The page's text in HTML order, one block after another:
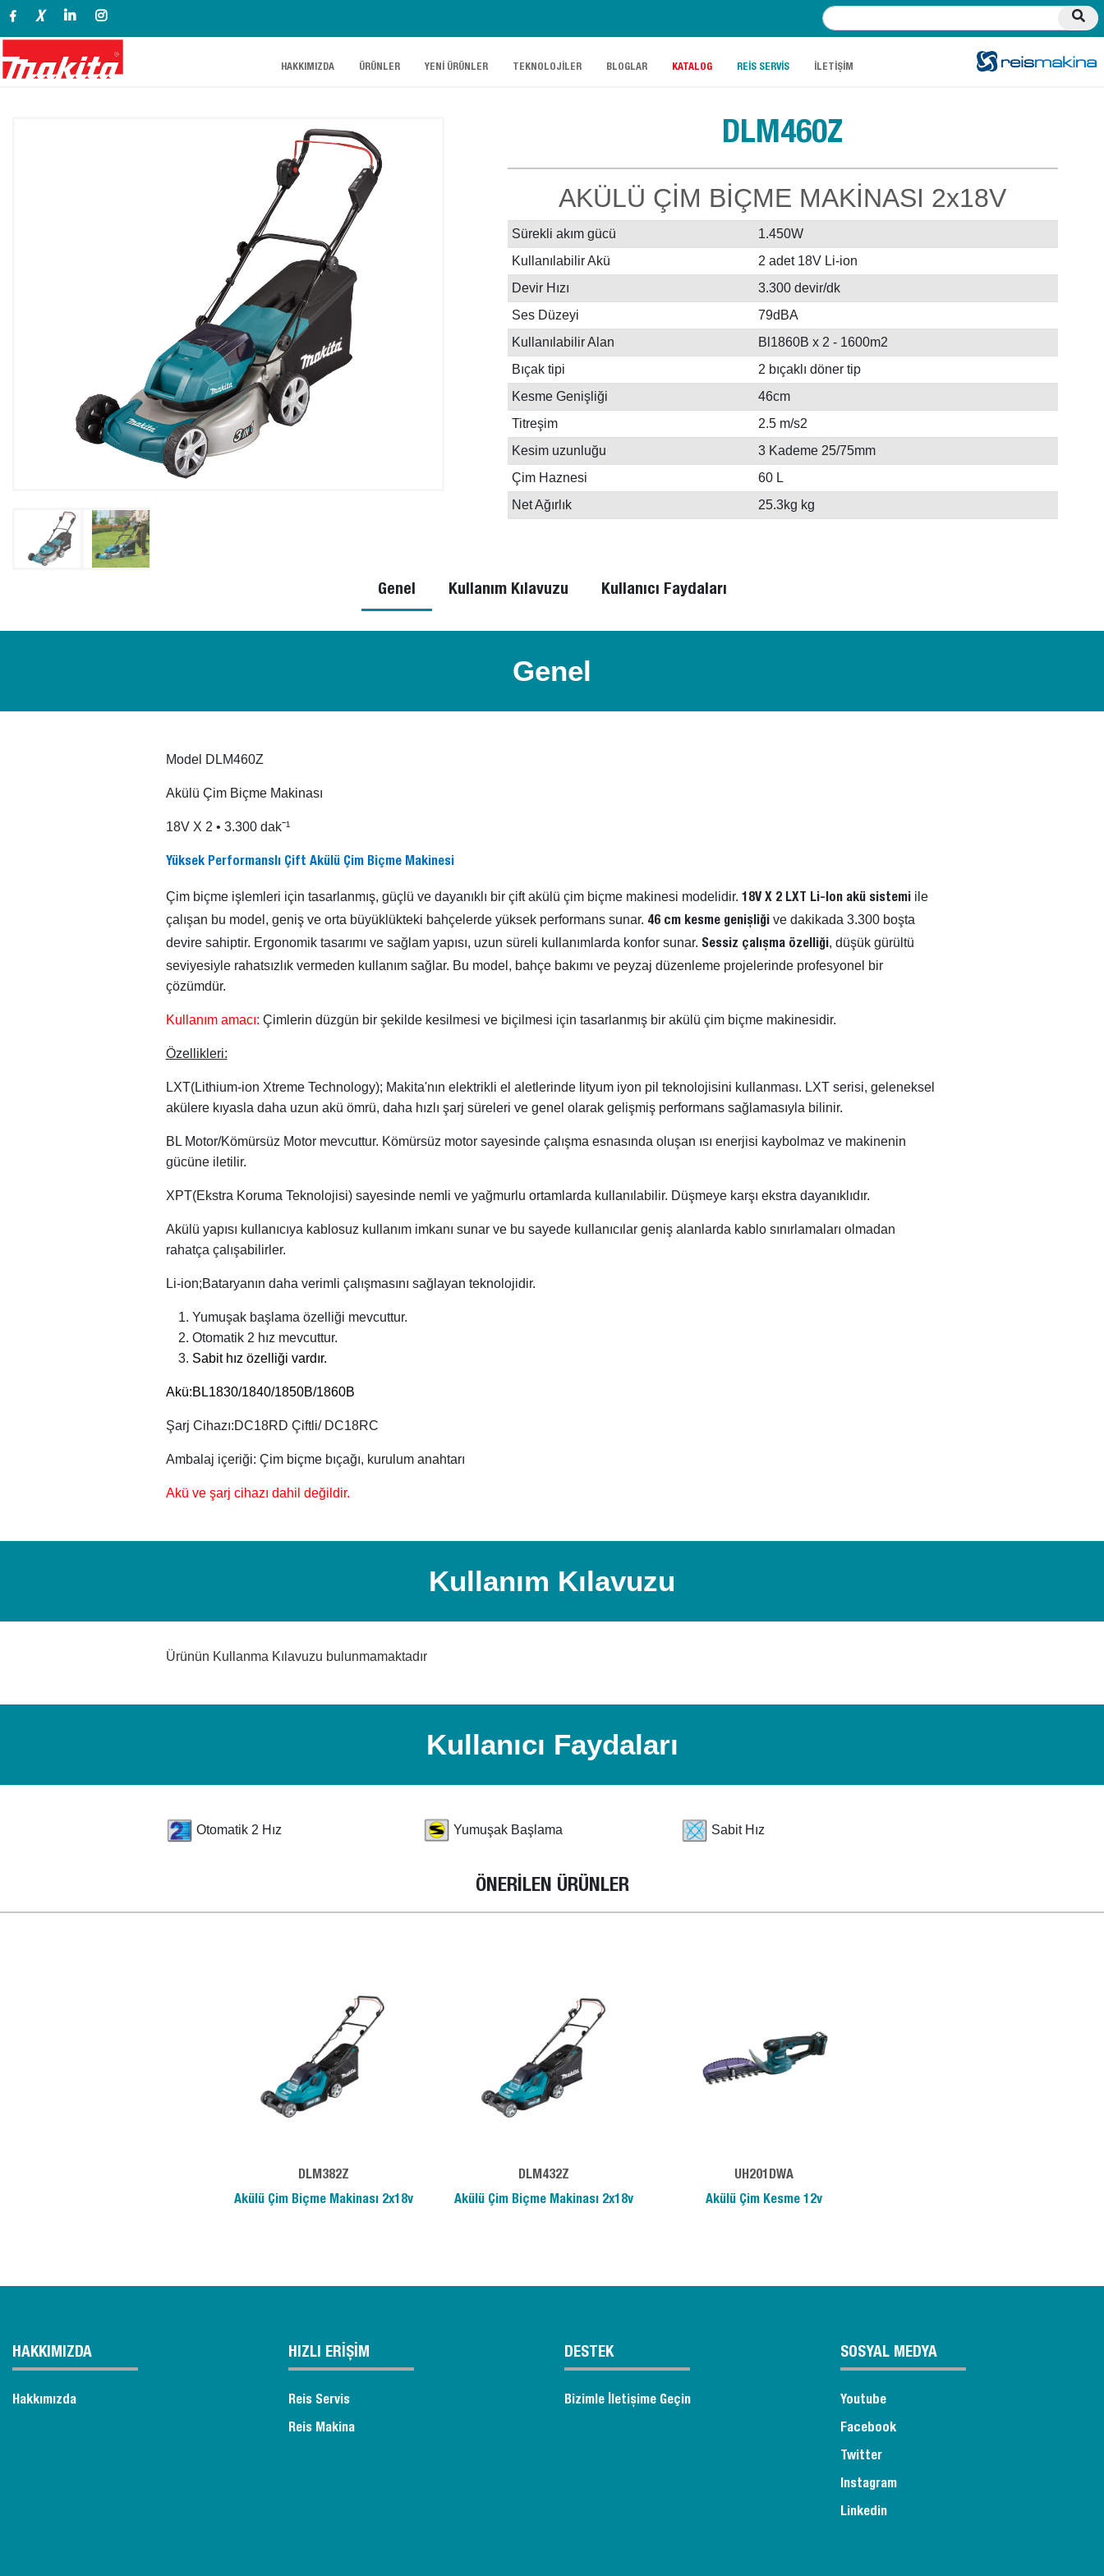
X
HAKKIMIZDA ÜRÜNLER YENİ ÜRÜNLER TEKNOLOJİLER BLOGLAR KATALOG REİS SERVİS İLETİŞİM
DLM460Z
AKÜLÜ ÇİM BİÇME MAKİNASI 2x18V
Sürekli akım gücü
1.450W
Kullanılabilir Akü
2 adet 18V Li-ion
Devir Hızı
3.300 devir/dk
Ses Düzeyi
79dBA
Kullanılabilir Alan
Bl1860B x 2 - 1600m2
Bıçak tipi
2 bıçaklı döner tip
Kesme Genişliği
46cm
Titreşim
2.5 m/s2
Kesim uzunluğu
3 Kademe 25/75mm
Çim Haznesi
60 L
Net Ağırlık
25.3kg kg
Genel Kullanım Kılavuzu Kullanıcı Faydaları
Genel
Model DLM460Z
Akülü Çim Biçme Makinası
18V X 2 • 3.300 dakˉ¹
Yüksek Performanslı Çift Akülü Çim Biçme Makinesi
Çim biçme işlemleri için tasarlanmış, güçlü ve dayanıklı bir çift akülü çim biçme makinesi modelidir. 18V X 2 LXT Li-Ion akü sistemiile
çalışan bu model, geniş ve orta büyüklükteki bahçelerde yüksek performans sunar. 46 cm kesme genişliğive dakikada 3.300 boşta
devire sahiptir. Ergonomik tasarımı ve sağlam yapısı, uzun süreli kullanımlarda konfor sunar. Sessiz çalışma özelliği, düşük gürültü
seviyesiyle rahatsızlık vermeden kullanım sağlar. Bu model, bahçe bakımı ve peyzaj düzenleme projelerinde profesyonel bir
çözümdür.
Kullanım amacı: Çimlerin düzgün bir şekilde kesilmesi ve biçilmesi için tasarlanmış bir akülü çim biçme makinesidir.
Özellikleri:
LXT(Lithium-ion Xtreme Technology); Makita'nın elektrikli el aletlerinde lityum iyon pil teknolojisini kullanması. LXT serisi, geleneksel
akülere kıyasla daha uzun akü ömrü, daha hızlı şarj süreleri ve genel olarak gelişmiş performans sağlamasıyla bilinir.
BL Motor/Kömürsüz Motor mevcuttur. Kömürsüz motor sayesinde çalışma esnasında oluşan ısı enerjisi kaybolmaz ve makinenin
gücüne iletilir.
XPT(Ekstra Koruma Teknolojisi) sayesinde nemli ve yağmurlu ortamlarda kullanılabilir. Düşmeye karşı ekstra dayanıklıdır.
Akülü yapısı kullanıcıya kablosuz kullanım imkanı sunar ve bu sayede kullanıcılar geniş alanlarda kablo sınırlamaları olmadan
rahatça çalışabilirler.
Li-ion;Bataryanın daha verimli çalışmasını sağlayan teknolojidir.
Yumuşak başlama özelliği mevcuttur.
Otomatik 2 hız mevcuttur.
Sabit hız özelliği vardır.
Akü:BL1830/1840/1850B/1860B
Şarj Cihazı:DC18RD Çiftli/ DC18RC
Ambalaj içeriği: Çim biçme bıçağı, kurulum anahtarı
Akü ve şarj cihazı dahil değildir.
Kullanım Kılavuzu
Ürünün Kullanma Kılavuzu bulunmamaktadır
Kullanıcı Faydaları
Otomatik 2 Hız Yumuşak Başlama Sabit Hız
ÖNERİLEN ÜRÜNLER
DLM382Z
Akülü Çim Biçme Makinası 2x18v
DLM432Z
Akülü Çim Biçme Makinası 2x18v
UH201DWA
Akülü Çim Kesme 12v
HAKKIMIZDA
Hakkımızda
HIZLI ERİŞİM
Reis Servis
Reis Makina
DESTEK
Bizimle İletişime Geçin
SOSYAL MEDYA
Youtube
Facebook
Twitter
Instagram
Linkedin